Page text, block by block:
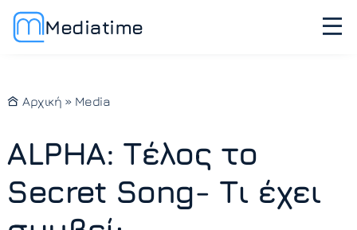
Mediatime
Αρχική » Media
ALPHA: Τέλος το
Secret Song- Τι έχει